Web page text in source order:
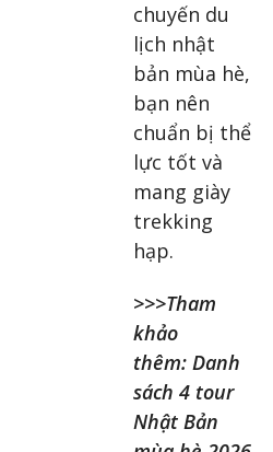
chuyến du
lịch nhật
bản mùa hè,
bạn nên
chuẩn bị thể
lực tốt và
mang giày
trekking
hạp.
>>>Tham
khảo
thêm: Danh
sách 4 tour
Nhật Bản